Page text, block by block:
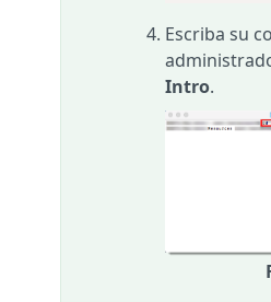
Escriba su
Intro.